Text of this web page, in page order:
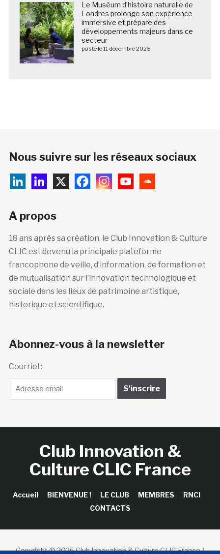
Le Muséum d’histoire naturelle de
Londres prolonge son expérience
immersive et prépare des
développements majeurs dans ce
secteur
posté le 11 décembre 2025
Nous suivre sur les réseaux sociaux
A propos
18 ans après sa création, le Club Innovation & Culture
CLIC est devenu la principale plateforme
francophone de veille, d’information, de formation et
de mutualisation sur l’innovation technologique et
sociale dans les lieux de patrimoine artistique,
historique et scientifique.
Abonnez-vous à la newsletter
Courriel :
Club Innovation &
Culture CLIC France
Accueil BIENVENUE ! LE CLUB MEMBRES
RNCI
CONTACTS
Copyright © 2026 Club Innovation & Culture CLIC France /